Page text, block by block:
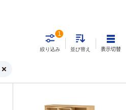
絞り込み
1
並び替え 表示切替